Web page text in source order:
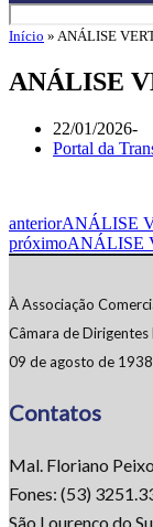
Início » ANÁLISE
ANÁLISE
22/01/2026
Portal da
anteriorANÁLISE
próximoANÁLISE
À Associação
Câmara de Dirigentes
09 de agosto de
Contatos
Mal. Floriano
Fones: (53)
São Lourenço do